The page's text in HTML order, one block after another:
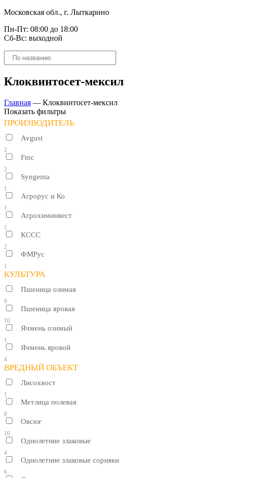
Московская обл., г. Лыткарино
Пн-Пт: 08:00 до 18:00
Сб-Вс: выходной
Поиск
товаров
Клоквинтосет-мексил
Главная — Клоквинтосет-мексил
Показать фильтры
ПРОИЗВОДИТЕЛЬ
Avgust
2
Fmc
2
Syngenta
1
Агрорус и Ко
1
Агрохиминвест
1
КССС
2
ФМРус
1
КУЛЬТУРА
Пшеница озимая
9
Пшеница яровая
10
Ячмень озимый
1
Ячмень яровой
4
ВРЕДНЫЙ ОБЪЕКТ
Лисохвост
1
Метлица полевая
8
Овсюг
10
Однолетние злаковые
4
Однолетние злаковые сорняки
6